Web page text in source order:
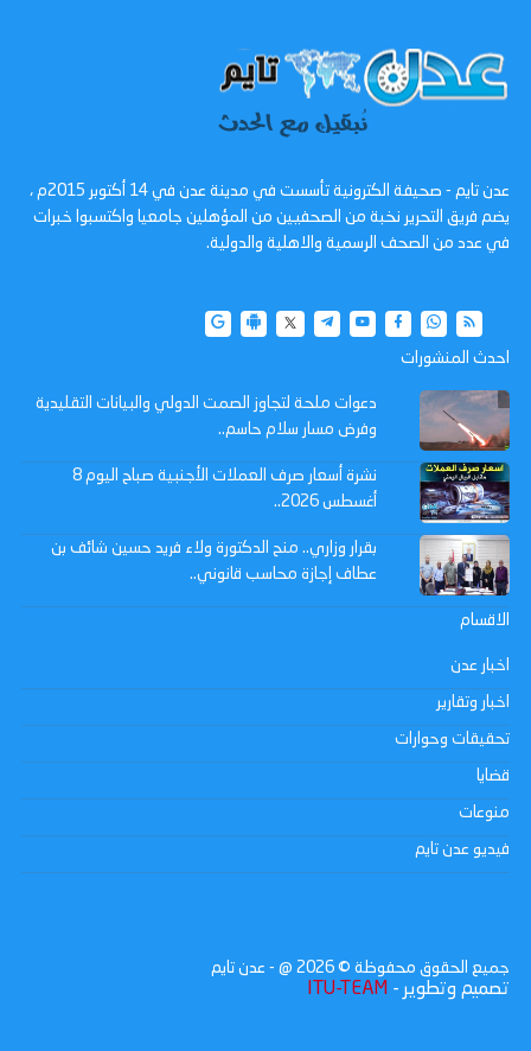
عدن تايم - صحيفة الكترونية تأسست في مدينة عدن في 14 أكتوبر 2015م ،
يضم فريق التحرير نخبة من الصحفيين من المؤهلين جامعيا واكتسبوا خبرات
في عدد من الصحف الرسمية والاهلية والدولية.
احدث المنشورات
دعوات ملحة لتجاوز الصمت الدولي والبيانات التقليدية
وفرض مسار سلام حاسم..
نشرة أسعار صرف العملات الأجنبية صباح اليوم 8
أغسطس 2026..
بقرار وزاري.. منح الدكتورة ولاء فريد حسين شائف بن
عطاف إجازة محاسب قانوني..
الاقسام
اخبار عدن
اخبار وتقارير
تحقيقات وحوارات
قضايا
منوعات
فيديو عدن تايم
جميع الحقوق محفوظة © 2026 @ - عدن تايم
تصميم وتطوير - ITU-TEAM